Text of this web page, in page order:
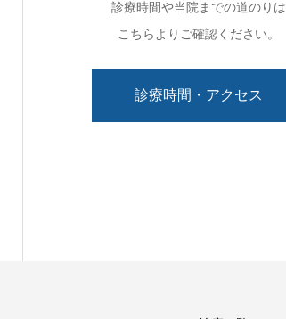
診療時間や当院までの道のりは
こちらよりご確認ください。
診療時間・アクセス